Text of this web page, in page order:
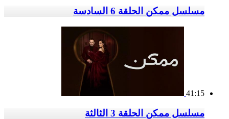
مسلسل ممكن الحلقة 6 السادسة
41:15
مسلسل ممكن الحلقة 3 الثالثة